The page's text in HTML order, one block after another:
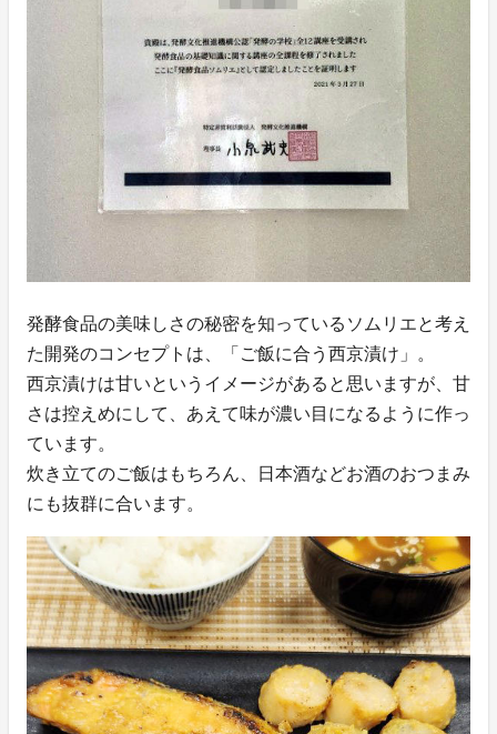
発酵食品の美味しさの秘密を知っているソムリエと考え
た開発のコンセプトは、「ご飯に合う西京漬け」。
西京漬けは甘いというイメージがあると思いますが、甘
さは控えめにして、あえて味が濃い目になるように作っ
ています。
炊き立てのご飯はもちろん、日本酒などお酒のおつまみ
にも抜群に合います。